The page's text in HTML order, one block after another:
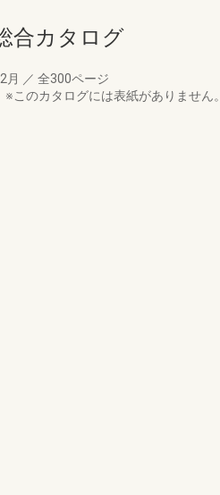
合カタログ
月 ／ 全300ページ
このカタログには表紙がありません。